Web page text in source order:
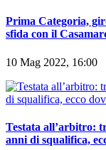
Prima Categoria,
sfida con il
10 Mag 2022, 16:00
Testata all’arbitro:
anni di squalifica,